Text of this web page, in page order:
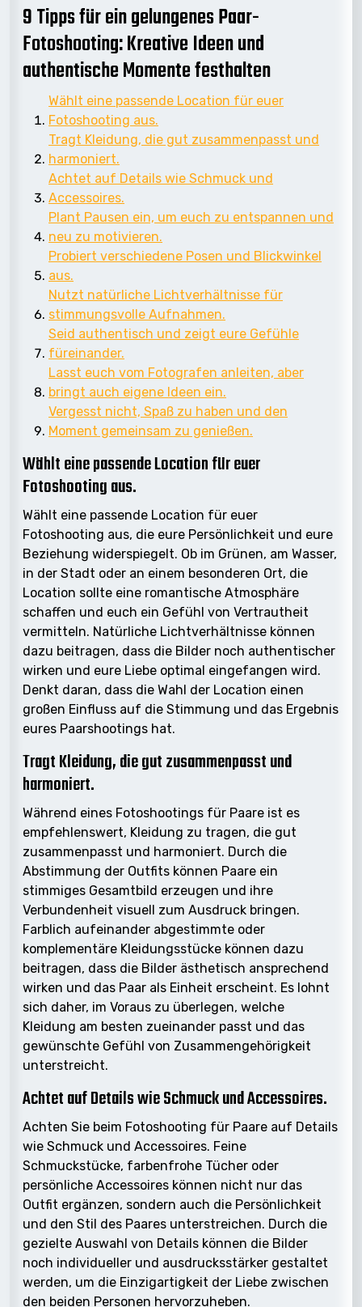
9 Tipps für ein gelungenes Paar-
Fotoshooting: Kreative Ideen und
authentische Momente festhalten
Wählt eine passende Location für euer
Fotoshooting aus.
Tragt Kleidung, die gut zusammenpasst und
harmoniert.
Achtet auf Details wie Schmuck und
Accessoires.
Plant Pausen ein, um euch zu entspannen und
neu zu motivieren.
Probiert verschiedene Posen und Blickwinkel
aus.
Nutzt natürliche Lichtverhältnisse für
stimmungsvolle Aufnahmen.
Seid authentisch und zeigt eure Gefühle
füreinander.
Lasst euch vom Fotografen anleiten, aber
bringt auch eigene Ideen ein.
Vergesst nicht, Spaß zu haben und den
Moment gemeinsam zu genießen.
Wählt eine passende Location für euer
Fotoshooting aus.
Wählt eine passende Location für euer
Fotoshooting aus, die eure Persönlichkeit und eure
Beziehung widerspiegelt. Ob im Grünen, am Wasser,
in der Stadt oder an einem besonderen Ort, die
Location sollte eine romantische Atmosphäre
schaffen und euch ein Gefühl von Vertrautheit
vermitteln. Natürliche Lichtverhältnisse können
dazu beitragen, dass die Bilder noch authentischer
wirken und eure Liebe optimal eingefangen wird.
Denkt daran, dass die Wahl der Location einen
großen Einfluss auf die Stimmung und das Ergebnis
eures Paarshootings hat.
Tragt Kleidung, die gut zusammenpasst und
harmoniert.
Während eines Fotoshootings für Paare ist es
empfehlenswert, Kleidung zu tragen, die gut
zusammenpasst und harmoniert. Durch die
Abstimmung der Outfits können Paare ein
stimmiges Gesamtbild erzeugen und ihre
Verbundenheit visuell zum Ausdruck bringen.
Farblich aufeinander abgestimmte oder
komplementäre Kleidungsstücke können dazu
beitragen, dass die Bilder ästhetisch ansprechend
wirken und das Paar als Einheit erscheint. Es lohnt
sich daher, im Voraus zu überlegen, welche
Kleidung am besten zueinander passt und das
gewünschte Gefühl von Zusammengehörigkeit
unterstreicht.
Achtet auf Details wie Schmuck und Accessoires.
Achten Sie beim Fotoshooting für Paare auf Details
wie Schmuck und Accessoires. Feine
Schmuckstücke, farbenfrohe Tücher oder
persönliche Accessoires können nicht nur das
Outfit ergänzen, sondern auch die Persönlichkeit
und den Stil des Paares unterstreichen. Durch die
gezielte Auswahl von Details können die Bilder
noch individueller und ausdrucksstärker gestaltet
werden, um die Einzigartigkeit der Liebe zwischen
den beiden Personen hervorzuheben.